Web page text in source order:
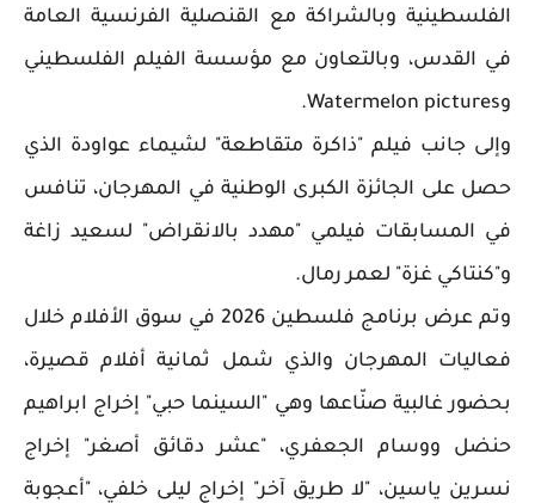
الفلسطينية وبالشراكة مع القنصلية الفرنسية العامة
في القدس، وبالتعاون مع مؤسسة الفيلم الفلسطيني
وWatermelon pictures.
وإلى جانب فيلم "ذاكرة متقاطعة" لشيماء عواودة الذي
حصل على الجائزة الكبرى الوطنية في المهرجان، تنافس
في المسابقات فيلمي "مهدد بالانقراض" لسعيد زاغة
و"كنتاكي غزة" لعمر رمال.
وتم عرض برنامج فلسطين 2026 في سوق الأفلام خلال
فعاليات المهرجان والذي شمل ثمانية أفلام قصيرة،
بحضور غالبية صنّاعها وهي "السينما حبي" إخراج ابراهيم
حنضل ووسام الجعفري، "عشر دقائق أصغر" إخراج
نسرين ياسين، "لا طريق آخر" إخراج ليلى خلفي، "أعجوبة